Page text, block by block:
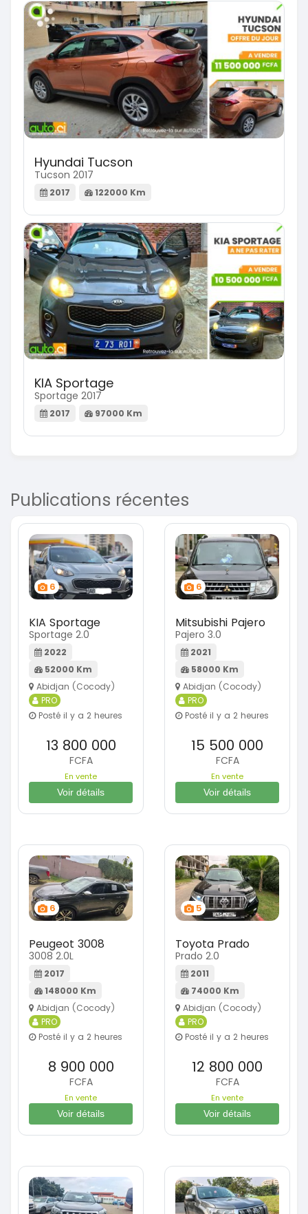
Hyundai Tucson
Tucson 2017
2017 122000 Km
KIA Sportage
Sportage 2017
2017 97000 Km
Publications récentes
6
KIA Sportage
Sportage 2.0
2022
52000 Km
Abidjan (Cocody)
PRO
Posté il y a 2 heures
13 800 000
FCFA
En vente
Voir détails
6
Mitsubishi Pajero
Pajero 3.0
2021
58000 Km
Abidjan (Cocody)
PRO
Posté il y a 2 heures
15 500 000
FCFA
En vente
Voir détails
6
Peugeot 3008
3008 2.0L
2017
148000 Km
Abidjan (Cocody)
PRO
Posté il y a 2 heures
8 900 000
FCFA
En vente
Voir détails
5
Toyota Prado
Prado 2.0
2011
74000 Km
Abidjan (Cocody)
PRO
Posté il y a 2 heures
12 800 000
FCFA
En vente
Voir détails